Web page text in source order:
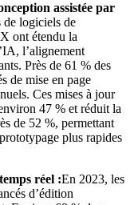
assistée par
logiciels de
ont étendu la
l’alignement
Près de 61 % des
de mise en page
Ces mises à jour
47 % et réduit la
de 52 %, permettant
plus rapides
réel :En 2023, les
d’édition